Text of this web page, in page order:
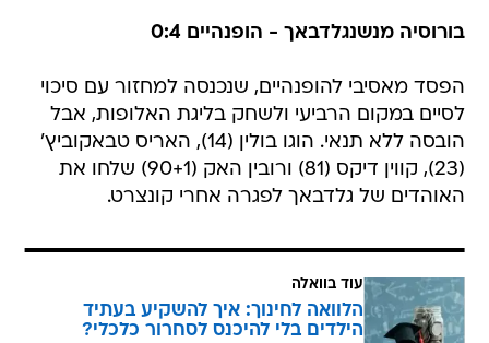
בורוסיה מנשנגלדבאך - הופנהיים 0:4
הפסד מאסיבי להופנהיים, שנכנסה למחזור עם סיכוי
לסיים במקום הרביעי ולשחק בליגת האלופות, אבל
הובסה ללא תנאי. הוגו בולין (14), האריס טבאקוביץ'
(23), קווין דיקס (81) ורובין האק (90+1) שלחו את
האוהדים של גלדבאך לפגרה אחרי קונצרט.
עוד בוואלה
הלוואה לחינוך: איך להשקיע בעתיד
הילדים בלי להיכנס לסחרור כלכלי?